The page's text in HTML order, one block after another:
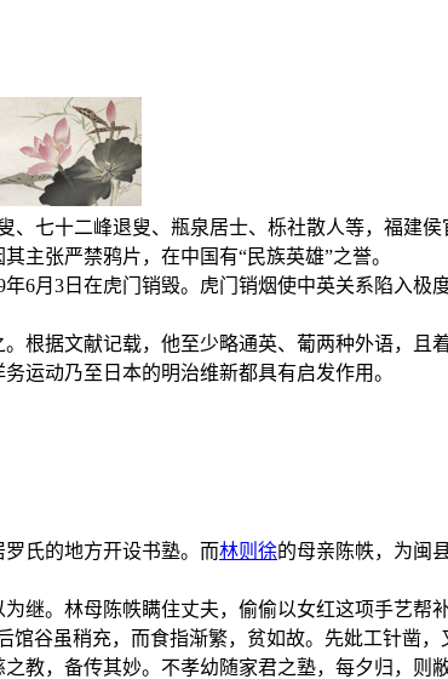
、七十二峰退叟、瓶泉居士、栎社散人等，福建
主张严禁鸦片，在中国有“民族英雄”之誉。
6月3日在虎门销毁。虎门销烟使中英关系陷入极
根据文献记载，他至少略通英、葡两种外语，且
运动乃至日本的明治维新都具有启发作用。
氏的地方开设书塾。而林则徐的母亲陈帙，为闽
继。林母陈帙瞒住丈夫，偷偷以女红这项手艺帮
谷虽稍充，而食指渐繁，贫如故。先妣工针凿
教，备传其妙。不孝幼随家君之塾，每夕归，则